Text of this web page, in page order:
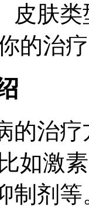
皮肤
的治
的治
如激
制剂